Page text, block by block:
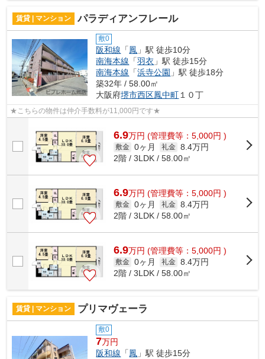
賃貸 | マンション パラディアンフレール
敷0
阪和線 「鳳 」駅 徒歩10分
南海本線 「羽衣 」駅 徒歩15分
南海本線 「浜寺公園 」駅 徒歩18分
築32年 / 58.00㎡
大阪府堺市西区鳳中町１０丁
★こちらの物件は仲介手数料が11,000円です★
6.9万円 (管理費等：5,000円 )
敷金 0ヶ月 礼金 8.4万円
2階 / 3LDK / 58.00㎡
6.9万円 (管理費等：5,000円 )
敷金 0ヶ月 礼金 8.4万円
2階 / 3LDK / 58.00㎡
6.9万円 (管理費等：5,000円 )
敷金 0ヶ月 礼金 8.4万円
2階 / 3LDK / 58.00㎡
賃貸 | マンション プリマヴェーラ
敷0
7万円
阪和線 「鳳 」駅 徒歩15分